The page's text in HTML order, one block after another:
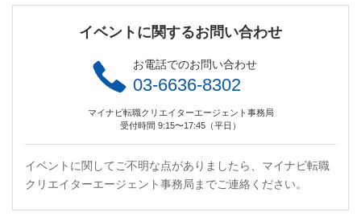
イベントに関するお問い合わせ
お電話でのお問い合わせ
03-6636-8302
マイナビ転職クリエイターエージェント事務局
受付時間 9:15〜17:45（平日）
イベントに関してご不明な点がありましたら、マイナビ転職
クリエイターエージェント事務局までご連絡ください。